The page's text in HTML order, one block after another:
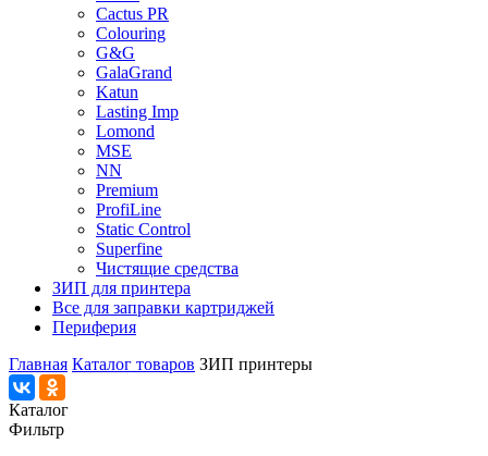
Cactus PR
Colouring
G&G
GalaGrand
Katun
Lasting Imp
Lomond
MSE
NN
Premium
ProfiLine
Static Control
Superfine
Чистящие средства
ЗИП для принтера
Все для заправки картриджей
Периферия
Главная Каталог товаров ЗИП принтеры
Каталог
Фильтр